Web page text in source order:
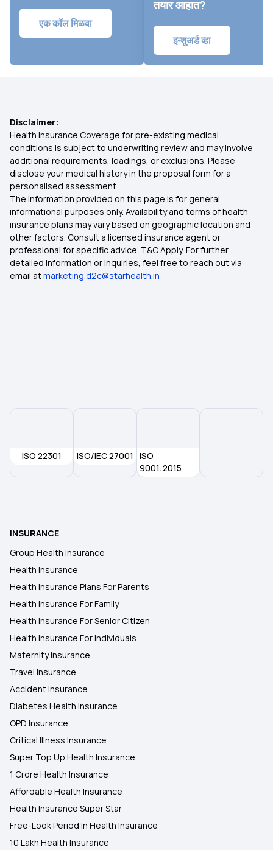
एक कॉल मिळवा
तयार आहात?
इन्शुअर्ड व्हा
Disclaimer:
Health Insurance Coverage for pre-existing medical
conditions is subject to underwriting review and may involve
additional requirements, loadings, or exclusions. Please
disclose your medical history in the proposal form for a
personalised assessment.
The information provided on this page is for general
informational purposes only. Availability and terms of health
insurance plans may vary based on geographic location and
other factors. Consult a licensed insurance agent or
professional for specific advice. T&C Apply. For further
detailed information or inquiries, feel free to reach out via
email atmarketing.d2c@starhealth.in
ISO 22301 ISO/IEC 27001
ISO
9001:2015
INSURANCE
Group Health Insurance
Health Insurance
Health Insurance Plans For Parents
Health Insurance For Family
Health Insurance For Senior Citizen
Health Insurance For Individuals
Maternity Insurance
Travel Insurance
Accident Insurance
Diabetes Health Insurance
OPD Insurance
Critical Illness Insurance
Super Top Up Health Insurance
1 Crore Health Insurance
Affordable Health Insurance
Health Insurance Super Star
Free-Look Period In Health Insurance
10 Lakh Health Insurance